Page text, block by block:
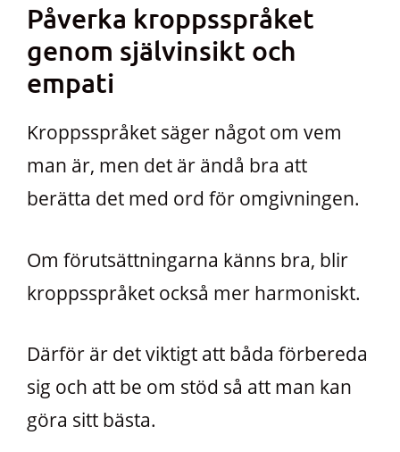
Påverka kroppsspråket
genom självinsikt och
empati
Kroppsspråket säger något om vem
man är, men det är ändå bra att
berätta det med ord för omgivningen.
Om förutsättningarna känns bra, blir
kroppsspråket också mer harmoniskt.
Därför är det viktigt att båda förbereda
sig och att be om stöd så att man kan
göra sitt bästa.